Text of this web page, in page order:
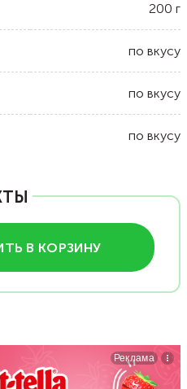
200 г
по вкусу
по вкусу
по вкусу
В КОРЗИНУ